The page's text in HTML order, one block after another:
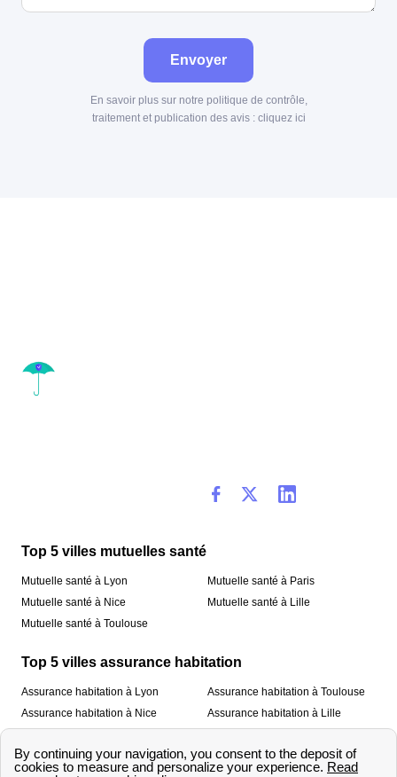
Envoyer
En savoir plus sur notre politique de contrôle,
traitement et publication des avis : cliquez ici
Top 5 villes mutuelles santé
Mutuelle santé à Lyon
Mutuelle santé à Nice
Mutuelle santé à Toulouse
Mutuelle santé à Paris
Mutuelle santé à Lille
Top 5 villes assurance habitation
Assurance habitation à Lyon
Assurance habitation à Nice
Assurance habitation à Toulouse
Assurance habitation à Lille
À propos